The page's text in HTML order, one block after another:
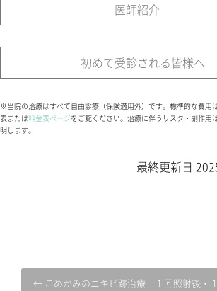
医師紹介
初めて受診される皆様へ
※当院の治療はすべて自由診療（保険適用外）です。標準的な費用
表または料金表ページをご覧ください。治療に伴うリスク・副作用
明します。
最終更新日
← こめかみのニキビ跡治療 １回照射後・